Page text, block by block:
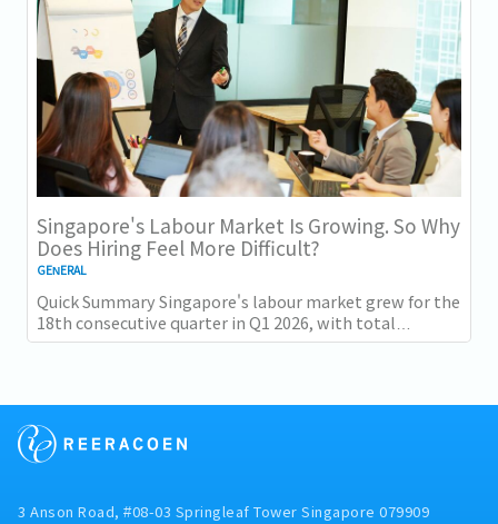
Singapore's Labour Market Is Growing. So Why
Does Hiring Feel More Difficult?
GENERAL
Quick Summary Singapore's labour market grew for the
18th consecutive quarter in Q1 2026, with total
employment up 9,400 and job vacancies (73,300...
3 Anson Road, #08-03 Springleaf Tower Singapore 079909